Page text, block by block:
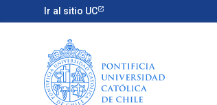
Ir al sitio UC